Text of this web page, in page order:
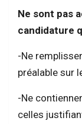
Ne sont pas
candidature
-Ne
préalable sur
-Ne
celles